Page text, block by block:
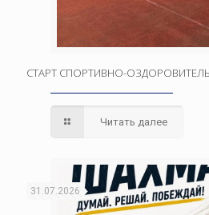
СТАРТ СПОРТИВНО-
Читать далее
31.07.2026